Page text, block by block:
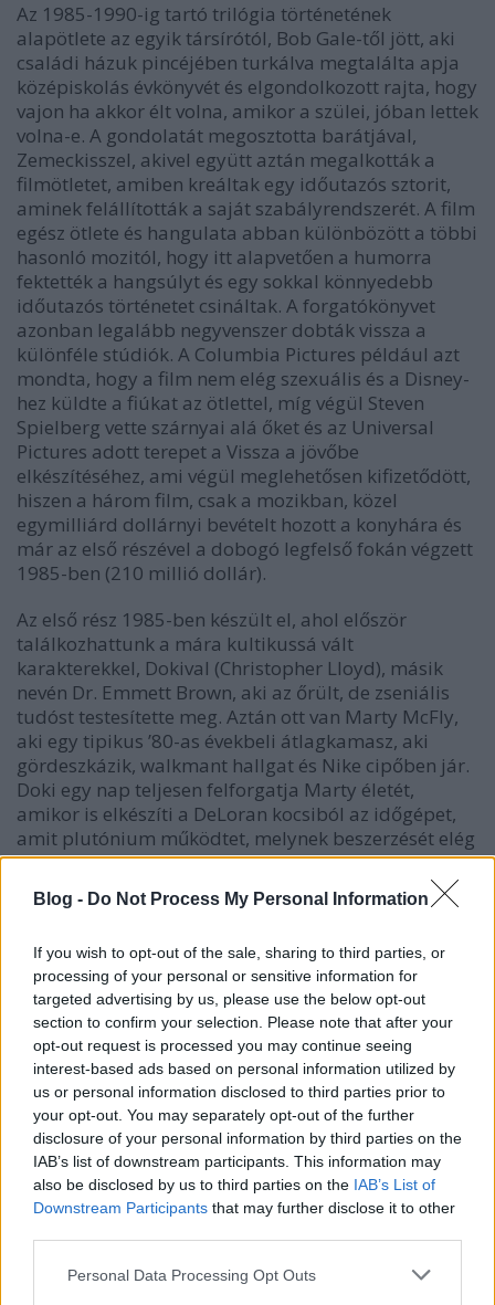
Blog - Do Not Process My Personal Information
If you wish to opt-out of the sale, sharing to third parties, or
processing of your personal or sensitive information for
targeted advertising by us, please use the below opt-out
section to confirm your selection. Please note that after your
opt-out request is processed you may continue seeing
interest-based ads based on personal information utilized by
us or personal information disclosed to third parties prior to
your opt-out. You may separately opt-out of the further
disclosure of your personal information by third parties on the
IAB’s list of downstream participants. This information may
also be disclosed by us to third parties on the IAB’s List of
Downstream Participants that may further disclose it to other
Please note that this website/app uses one or more Google
Personal Data Processing Opt Outs
Az 1985-1990-ig tartó trilógia történetének
alapötlete az egyik társírótól, Bob Gale-től jött, aki
családi házuk pincéjében turkálva megtalálta apja
középiskolás évkönyvét és elgondolkozott rajta, hogy
vajon ha akkor élt volna, amikor a szülei, jóban lettek
volna-e. A gondolatát megosztotta barátjával,
Zemeckisszel, akivel együtt aztán megalkották a
filmötletet, amiben kreáltak egy időutazós sztorit,
aminek felállították a saját szabályrendszerét. A film
egész ötlete és hangulata abban különbözött a többi
hasonló mozitól, hogy itt alapvetően a humorra
fektették a hangsúlyt és egy sokkal könnyedebb
időutazós történetet csináltak. A forgatókönyvet
azonban legalább negyvenszer dobták vissza a
különféle stúdiók. A Columbia Pictures például azt
mondta, hogy a film nem elég szexuális és a Disney-
hez küldte a fiúkat az ötlettel, míg végül Steven
Spielberg vette szárnyai alá őket és az Universal
Pictures adott terepet a Vissza a jövőbe
elkészítéséhez, ami végül meglehetősen kifizetődött,
hiszen a három film, csak a mozikban, közel
egymilliárd dollárnyi bevételt hozott a konyhára és
már az első részével a dobogó legfelső fokán végzett
1985-ben (210 millió dollár).
Az első rész 1985-ben készült el, ahol először
találkozhattunk a mára kultikussá vált
karakterekkel, Dokival (Christopher Lloyd), másik
nevén Dr. Emmett Brown, aki az őrült, de zseniális
tudóst testesítette meg. Aztán ott van Marty McFly,
aki egy tipikus ’80-as évekbeli átlagkamasz, aki
gördeszkázik, walkmant hallgat és Nike cipőben jár.
Doki egy nap teljesen felforgatja Marty életét,
amikor is elkészíti a DeLoran kocsiból az időgépet,
amit plutónium működtet, melynek beszerzését elég
kellemetlen módon oldotta meg: ellopta azt pár
terroristától. Dokit le is lövik aznap éjjel, amikor
először működésbe hozzák a gépet és Marty-nak
fluxuskondenzátorral működő kocsiba és
visszarepüljön 1955-be, azaz 30 évvel előbbre, abba
az időbe, amikor a szülei épp megismerkedtek.
Hamar kiderül, hogy az időfonalakkal nem szabad
szórakozni, mert visszaüthetnek, de a három rész
alatt Marty és Doki folyamatosan belenyúlnak a
dolgok alakításába. Az első részben a küldetésük az
lesz, hogy Marty szüleit összehozzák és
visszajuttassák Marty-t a jelenbe, hogy Dokit is
megmentse. A Vissza a jövőbe II. 1989-ben jött ki, ez
már egy kicsit sötétebb hangulatú volt és pontosan
ott folytatódott, ahol az előző abbamaradt (bár
Marty csajának jelenetit újra kellett venni, mert